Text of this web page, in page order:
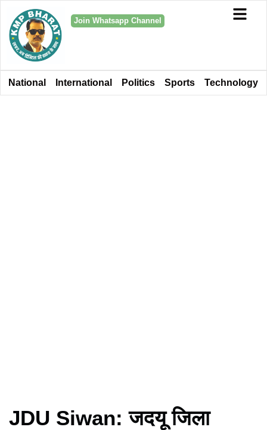
Join Whatsapp Channel
National International Politics Sports Technology
JDU Siwan: जदयू जिला